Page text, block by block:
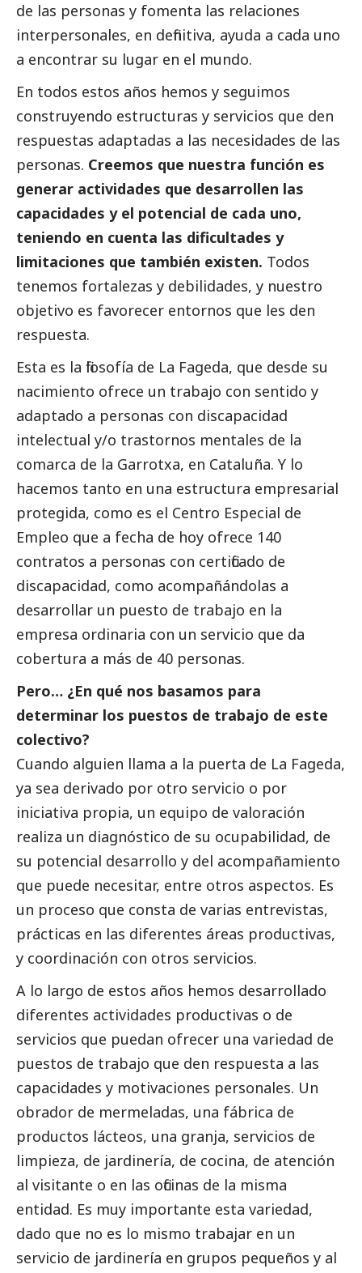
de las personas y fomenta las relaciones
interpersonales, en definitiva, ayuda a cada uno
a encontrar su lugar en el mundo.
En todos estos años hemos y seguimos
construyendo estructuras y servicios que den
respuestas adaptadas a las necesidades de las
personas. Creemos que nuestra función es
generar actividades que desarrollen las
capacidades y el potencial de cada uno,
teniendo en cuenta las dificultades y
limitaciones que también existen. Todos
tenemos fortalezas y debilidades, y nuestro
objetivo es favorecer entornos que les den
respuesta.
Esta es la filosofía de La Fageda, que desde su
nacimiento ofrece un trabajo con sentido y
adaptado a personas con discapacidad
intelectual y/o trastornos mentales de la
comarca de la Garrotxa, en Cataluña. Y lo
hacemos tanto en una estructura empresarial
protegida, como es el Centro Especial de
Empleo que a fecha de hoy ofrece 140
contratos a personas con certificado de
discapacidad, como acompañándolas a
desarrollar un puesto de trabajo en la
empresa ordinaria con un servicio que da
cobertura a más de 40 personas.
Pero… ¿En qué nos basamos para
determinar los puestos de trabajo de este
colectivo?
Cuando alguien llama a la puerta de La Fageda,
ya sea derivado por otro servicio o por
iniciativa propia, un equipo de valoración
realiza un diagnóstico de su ocupabilidad, de
su potencial desarrollo y del acompañamiento
que puede necesitar, entre otros aspectos. Es
un proceso que consta de varias entrevistas,
prácticas en las diferentes áreas productivas,
y coordinación con otros servicios.
A lo largo de estos años hemos desarrollado
diferentes actividades productivas o de
servicios que puedan ofrecer una variedad de
puestos de trabajo que den respuesta a las
capacidades y motivaciones personales. Un
obrador de mermeladas, una fábrica de
productos lácteos, una granja, servicios de
limpieza, de jardinería, de cocina, de atención
al visitante o en las oficinas de la misma
entidad. Es muy importante esta variedad,
dado que no es lo mismo trabajar en un
servicio de jardinería en grupos pequeños y al